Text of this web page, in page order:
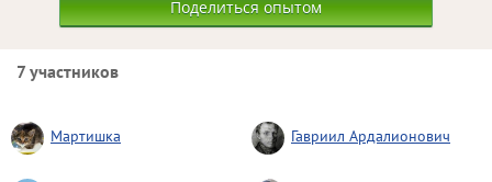
Поделиться опытом
7 участников
Мартишка Гавриил Ардалионович